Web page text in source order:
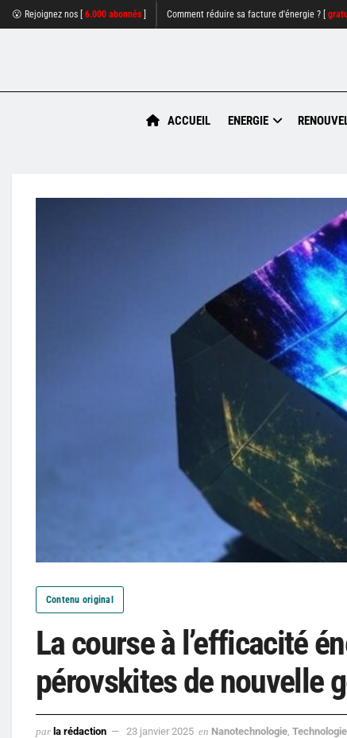
😮 Rejoignez nos [ 6.000 abonnés Comment réduire sa facture d'énergie ? [
ACCUEIL ENERGIE
Contenu original
La course à l’efficacité
pérovskites de nouvelle
par la rédaction 23 janvier 2025 en Nanotechnologie Technologie